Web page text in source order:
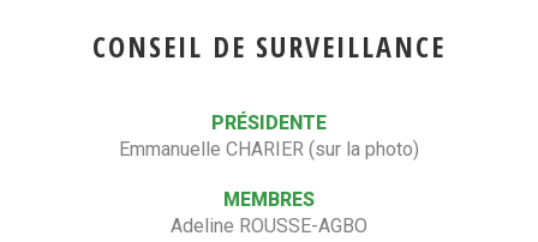
CONSEIL DE SURVEILLANCE
PRÉSIDENTE
Emmanuelle CHARIER (sur la photo)
MEMBRES
Adeline ROUSSE-AGBO